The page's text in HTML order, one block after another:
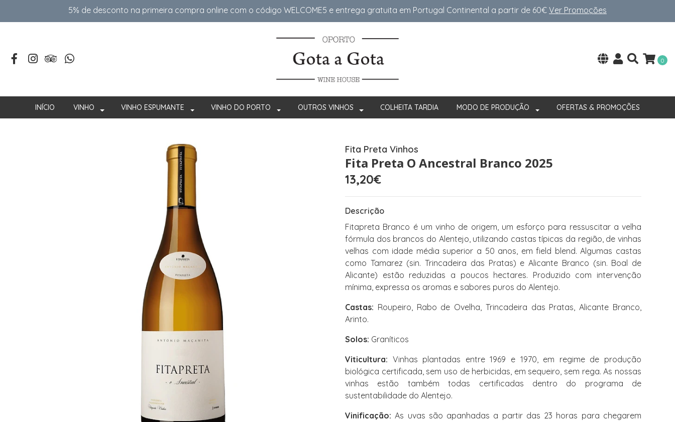
5% de desconto na primeira compra online com o código WELCOME5 e entrega gratuita em Portugal Continental a partir de 60€ Ver Promoções
0
INÍCIO VINHO VINHO ESPUMANTE VINHO DO PORTO OUTROS VINHOS COLHEITA TARDIA MODO DE PRODUÇÃO OFERTAS & PROMOÇÕES
Fita Preta Vinhos
Fita Preta O Ancestral Branco 2025
13,20€
Descrição
Fitapreta Branco é um vinho de origem, um esforço para ressuscitar a velha
fórmula dos brancos do Alentejo, utilizando castas típicas da região, de vinhas
velhas com idade média superior a 50 anos, em field blend. Algumas castas
como Tamarez (sin. Trincadeira das Pratas) e Alicante Branco (sin. Boal de
Alicante) estão reduzidas a poucos hectares. Produzido com intervenção
mínima, expressa os aromas e sabores puros do Alentejo.
Castas: Roupeiro, Rabo de Ovelha, Trincadeira das Pratas, Alicante Branco,
Arinto.
Solos: Graníticos
Viticultura: Vinhas plantadas entre 1969 e 1970, em regime de produção
biológica certificada, sem uso de herbicidas, em sequeiro, sem rega. As nossas
vinhas estão também todas certificadas dentro do programa de
sustentabilidade do Alentejo.
Vinificação: As uvas são apanhadas a partir das 23 horas para chegarem